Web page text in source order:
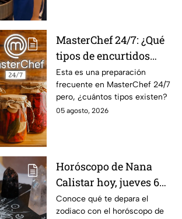
MasterChef 24/7: ¿Qué
tipos de encurtidos
hay?
Esta es una preparación
frecuente en MasterChef 24/7
pero, ¿cuántos tipos existen?
05 agosto, 2026
Horóscopo de Nana
Calistar hoy, jueves 6
de agosto: a estos
signos se les abren las
Conoce qué te depara el
zodiaco con el horóscopo de